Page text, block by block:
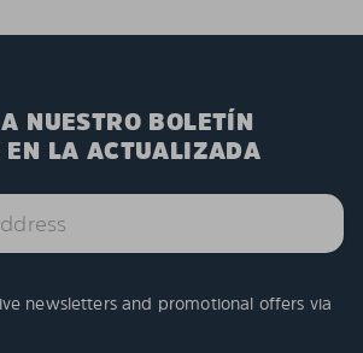
NUESTRO BOLETÍN
LA ACTUALIZADA
newsletters and promotional offers via